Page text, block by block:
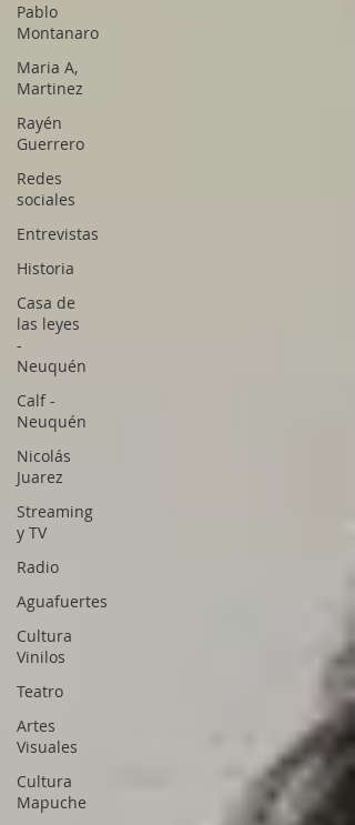
Pablo
Montanaro
Maria A,
Martinez
Rayén
Guerrero
Redes
sociales
Entrevistas
Historia
Casa de
las leyes
-
Neuquén
Calf -
Neuquén
Nicolás
Juarez
Streaming
y TV
Radio
Aguafuertes
Cultura
Vinilos
Teatro
Artes
Visuales
Cultura
Mapuche